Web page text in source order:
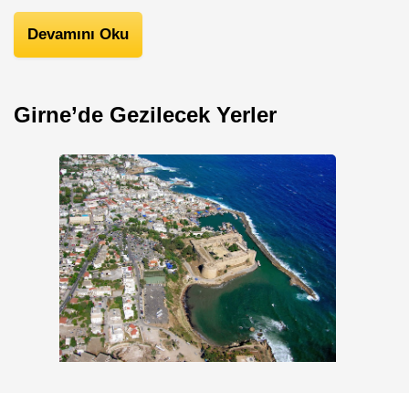
Devamını Oku
Girne’de Gezilecek Yerler